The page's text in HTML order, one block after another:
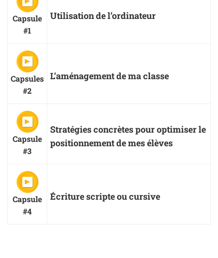
Capsule
#1
Utilisation de l’ordinateur
Capsules
#2
L’aménagement de ma classe
Capsule
#3
Stratégies concrètes pour optimiser le
positionnement de mes élèves
Capsule
#4
Écriture scripte ou cursive